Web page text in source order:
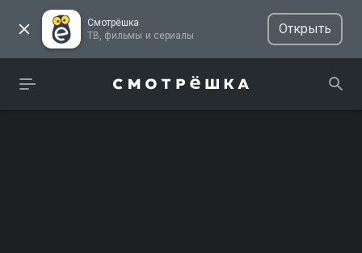
Смотрёшка
ТВ, фильмы и сериалы
Открыть